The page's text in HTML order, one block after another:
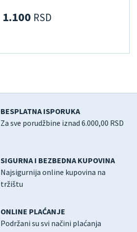
1.100 RSD
BESPLATNA ISPORUKA
Za sve porudžbine iznad 6.000,00 RSD
SIGURNA I BEZBEDNA KUPOVINA
Najsigurnija online kupovina na
tržištu
ONLINE PLAĆANJE
Podržani su svi načini plaćanja